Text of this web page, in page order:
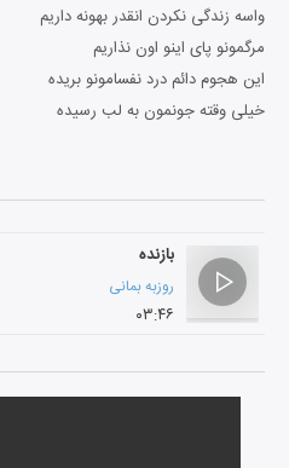
واسه زندگی نکردن انقدر بهونه داریم
مرگمونو پای اینو اون نذاریم
این هجوم دائم درد نفسامونو بریده
خیلی وقته جونمون به لب رسیده
بازنده
روزبه بمانی
۰۳:۴۶